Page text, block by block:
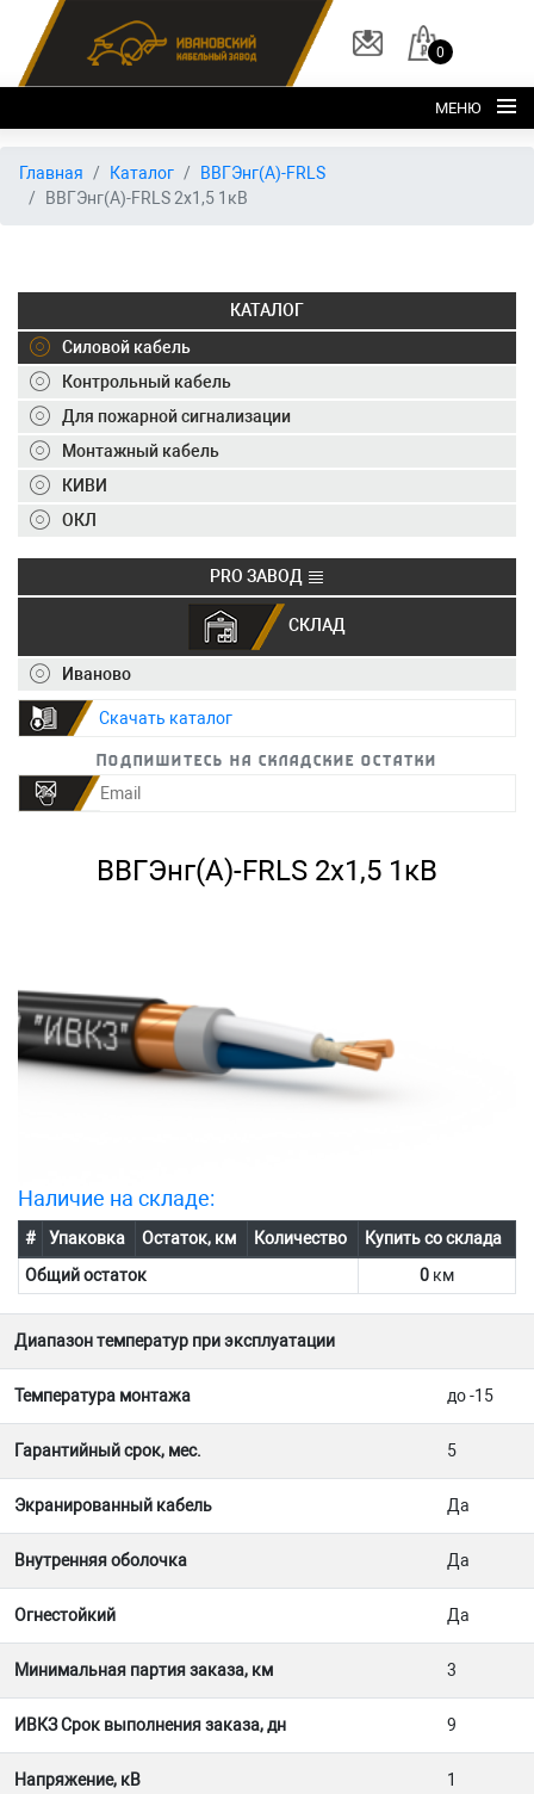
0
МЕНЮ
Главная
О заводе
Склад
ОКЛ
Вакансии
Контакты
+7 (495) 150-40-20
info@ivkz.ru
Главная Каталог
ВВГЭнг(А)-FRLS
ВВГЭнг(А)-FRLS 2х1,5 1кВ
КАТАЛОГ
Силовой кабель
Контрольный кабель
Для пожарной сигнализации
Монтажный кабель
КИВИ
ОКЛ
PRO ЗАВОД
СКЛАД
Иваново
Скачать каталог
Подпишитесь на складские остатки
ВВГЭнг(А)-FRLS 2х1,5 1кВ
Наличие на складе:
# Упаковка Остаток, км Количество
Купить со склада
Общий остаток
0 км
Диапазон температур при эксплуатации
Температура монтажа до -15
Гарантийный срок, мес. 5
Экранированный кабель Да
Внутренняя оболочка Да
Огнестойкий Да
Минимальная партия заказа, км 3
ИВКЗ Срок выполнения заказа, дн 9
Напряжение, кВ 1